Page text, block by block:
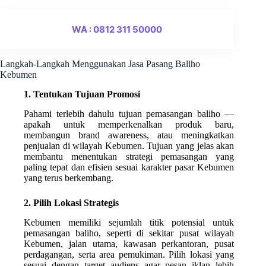
WA : 0812 311 50000
Langkah-Langkah Menggunakan Jasa Pasang Baliho
Kebumen
1. Tentukan Tujuan Promosi
Pahami terlebih dahulu tujuan pemasangan baliho —
apakah untuk memperkenalkan produk baru,
membangun brand awareness, atau meningkatkan
penjualan di wilayah Kebumen. Tujuan yang jelas akan
membantu menentukan strategi pemasangan yang
paling tepat dan efisien sesuai karakter pasar Kebumen
yang terus berkembang.
2. Pilih Lokasi Strategis
Kebumen memiliki sejumlah titik potensial untuk
pemasangan baliho, seperti di sekitar pusat wilayah
Kebumen, jalan utama, kawasan perkantoran, pusat
perdagangan, serta area pemukiman. Pilih lokasi yang